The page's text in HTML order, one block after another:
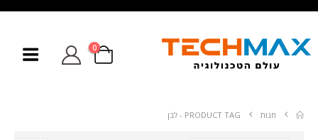
0
חנות PRODUCT TAG - לבן